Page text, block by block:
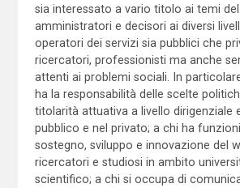
sia interessato a vario titolo ai temi del
amministratori e decisori ai diversi
operatori dei servizi sia pubblici che
ricercatori, professionisti ma anche
attenti ai problemi sociali. In
ha la responsabilità delle scelte
titolarità attuativa a livello dirigenziale
pubblico e nel privato; a chi ha
sostegno, sviluppo e innovazione del
ricercatori e studiosi in ambito
scientifico; a chi si occupa di